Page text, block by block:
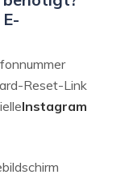
Reset-Link
Instagram